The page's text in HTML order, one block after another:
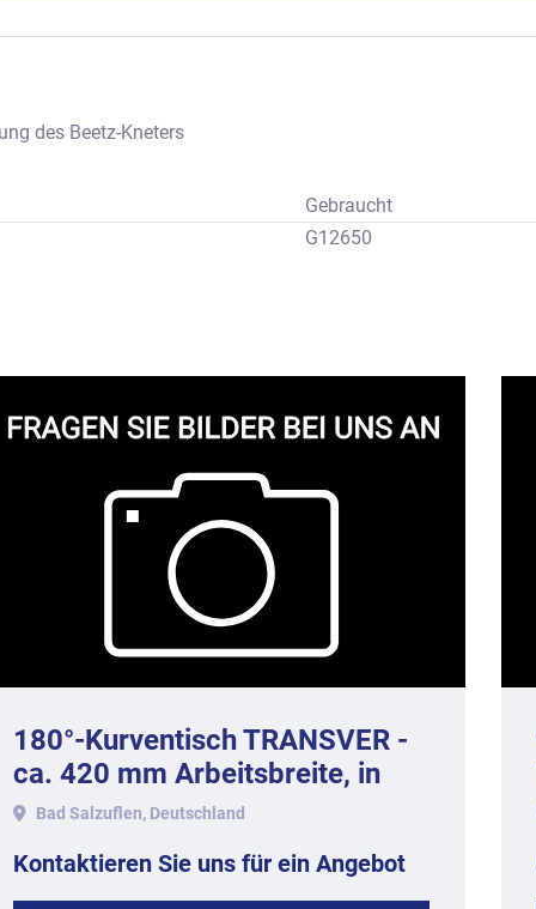
des Beetz-Kneters
Gebraucht
G12650
180°-Kurventisch TRANSVER -
ca. 420 mm Arbeitsbreite, in
Edelstahlausführung.
Bad Salzuflen, Deutschland
Kontaktieren Sie uns für ein Angebot